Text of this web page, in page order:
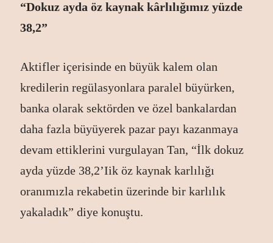
“Dokuz ayda öz kaynak kârlılığımız yüzde
38,2”
Aktifler içerisinde en büyük kalem olan
kredilerin regülasyonlara paralel büyürken,
banka olarak sektörden ve özel bankalardan
daha fazla büyüyerek pazar payı kazanmaya
devam ettiklerini vurgulayan Tan, “İlk dokuz
ayda yüzde 38,2’Iik öz kaynak karlılığı
oranımızla rekabetin üzerinde bir karlılık
yakaladık” diye konuştu.